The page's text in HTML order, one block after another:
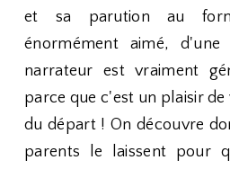
et sa parution au
énormément aimé,
narrateur est vraiment
parce que c'est un plaisir
du départ ! On découvre
parents le laissent pour